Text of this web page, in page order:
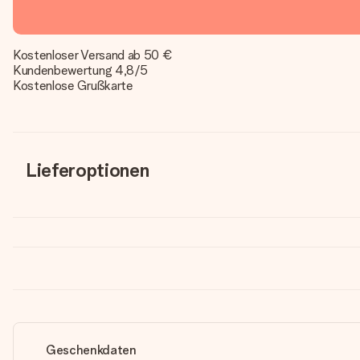
Kostenloser Versand ab 50 €
Kundenbewertung 4,8/5
Kostenlose Grußkarte
Lieferoptionen
Geschenkdaten